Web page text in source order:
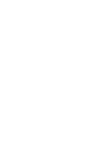
recept
ta bort något av